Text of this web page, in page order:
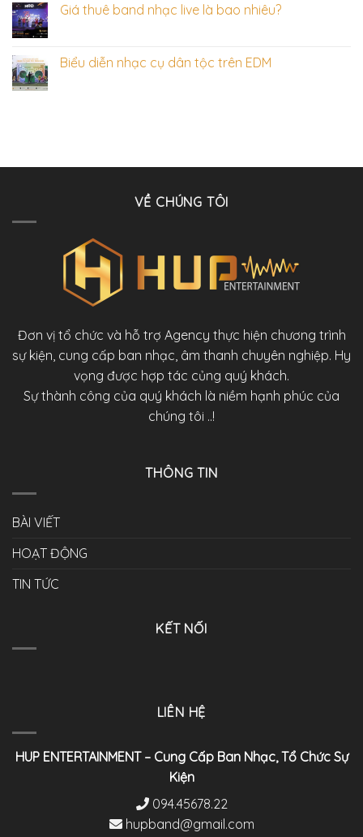
Giá thuê band nhạc live là bao nhiêu?
Biểu diễn nhạc cụ dân tộc trên EDM
VỀ CHÚNG TÔI
Đơn vị tổ chức và hỗ trợ Agency thực hiện chương trình
sự kiện, cung cấp ban nhạc, âm thanh chuyên nghiệp. Hy
vọng được hợp tác củng quý khách.
Sự thành công của quý khách là niềm hạnh phúc của
chúng tôi ..!
THÔNG TIN
BÀI VIẾT
HOẠT ĐỘNG
TIN TỨC
KẾT NỐI
LIÊN HỆ
HUP ENTERTAINMENT – Cung Cấp Ban Nhạc, Tổ Chức Sự
Kiện
094.45678.22
hupband@gmail.com